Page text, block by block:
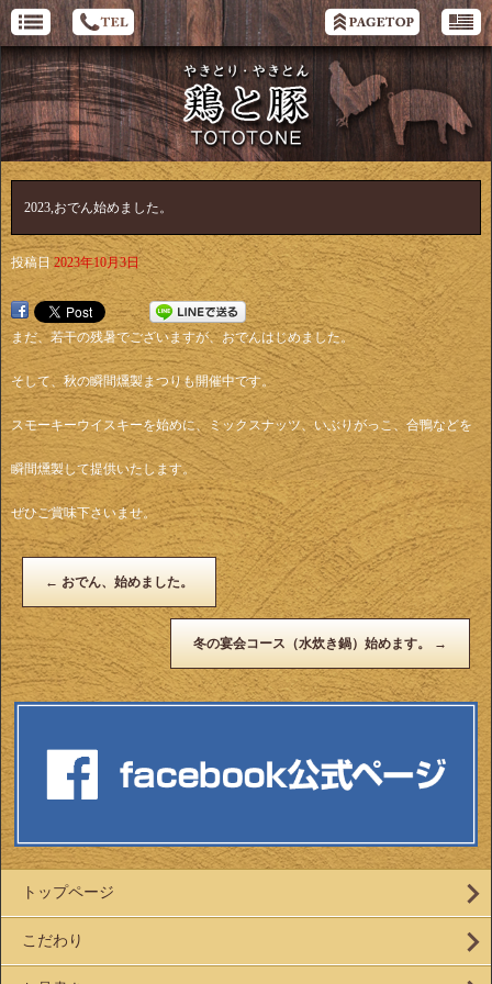
2023,おでん始めました。
投稿日 2023年10月3日
まだ、若干の残暑でございますが、おでんはじめました。
そして、秋の瞬間燻製まつりも開催中です。
スモーキーウイスキーを始めに、ミックスナッツ、いぶりがっこ、合鴨などを
瞬間燻製して提供いたします。
ぜひご賞味下さいませ。
← おでん、始めました。
冬の宴会コース（水炊き鍋）始めます。 →
トップページ
こだわり